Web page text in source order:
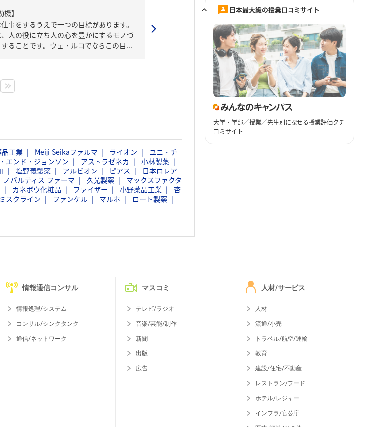
機】
事をするうえで一つの目標があります。
人の役に立ち人の心を豊かにするモノづ
することです。ウェ・ルコでならこの目...
工業 Meiji Seikaファルマ ライオン
ユニ・チ
エンド・ジョンソン アストラゼネカ
小林製薬
塩野義製薬 アルビオン ピアス
日本ロレア
ノバルティス ファーマ 久光製薬
マックスファクタ
カネボウ化粧品 ファイザー 小野薬品工業
杏
スクライン ファンケル マルホ
ロート製薬
日本最大級の授業口コミサイト
大学・学部／授業／先生別に探せる授業評価クチ
コミサイト
情報通信コンサル
情報処理/システム
コンサル/シンクタンク
通信/ネットワーク
マスコミ
テレビ/ラジオ
音楽/芸能/制作
新聞
出版
広告
人材/サービス
人材
流通/小売
トラベル/航空/運輸
教育
建設/住宅/不動産
レストラン/フード
ホテル/レジャー
インフラ/官公庁